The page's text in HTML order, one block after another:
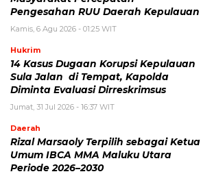
Pengesahan RUU Daerah Kepulauan
Kamis, 6 Agu 2026 - 01:25 WIT
Hukrim
14 Kasus Dugaan Korupsi Kepulauan
Sula Jalan di Tempat, Kapolda
Diminta Evaluasi Dirreskrimsus
Jumat, 31 Jul 2026 - 16:37 WIT
Daerah
Rizal Marsaoly Terpilih sebagai Ketua
Umum IBCA MMA Maluku Utara
Periode 2026–2030